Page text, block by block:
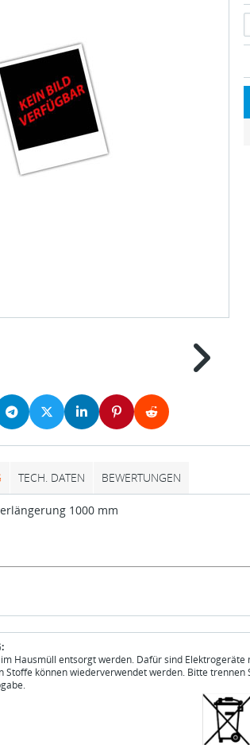
TECH. DATEN BEWERTUNGEN
1000 mm
Hausmüll entsorgt werden. Dafür sind
Stoffe können wiederverwendet werden. Bitte